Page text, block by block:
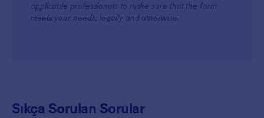
applicable professionals to make sure that the form
meets your needs, legally and otherwise.
Sıkça Sorulan Sorular